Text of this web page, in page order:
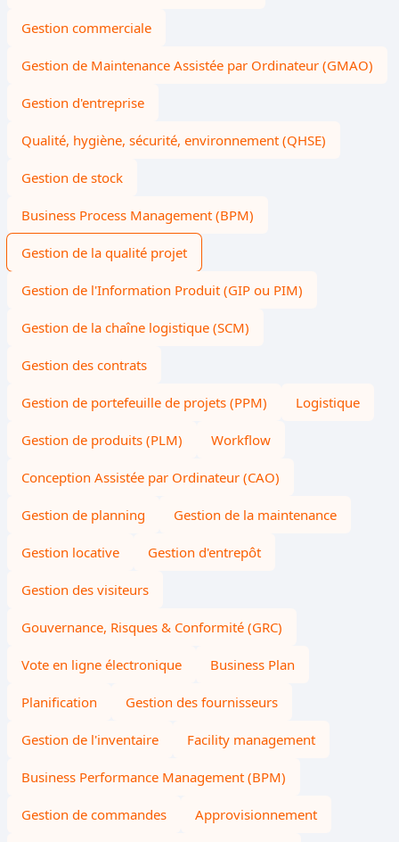
Gestion commerciale
Gestion de Maintenance Assistée par Ordinateur (GMAO)
Gestion d'entreprise
Qualité, hygiène, sécurité, environnement (QHSE)
Gestion de stock
Business Process Management (BPM)
Gestion de la qualité projet
Gestion de l'Information Produit (GIP ou PIM)
Gestion de la chaîne logistique (SCM)
Gestion des contrats
Gestion de portefeuille de projets (PPM) Logistique
Gestion de produits (PLM) Workflow
Conception Assistée par Ordinateur (CAO)
Gestion de planning Gestion de la maintenance
Gestion locative Gestion d'entrepôt
Gestion des visiteurs
Gouvernance, Risques & Conformité (GRC)
Vote en ligne électronique Business Plan
Planification Gestion des fournisseurs
Gestion de l'inventaire Facility management
Business Performance Management (BPM)
Gestion de commandes Approvisionnement